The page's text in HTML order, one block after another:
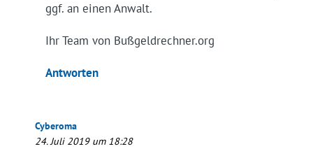
ggf. an einen Anwalt.
Ihr Team von Bußgeldrechner.org
Antworten
Cyberoma
24. Juli 2019 um 18:28